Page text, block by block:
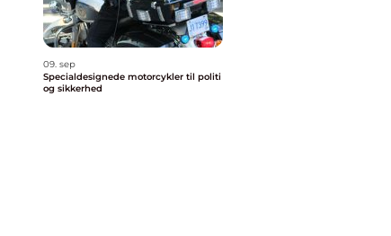
09. sep
Specialdesignede motorcykler til politi
og sikkerhed